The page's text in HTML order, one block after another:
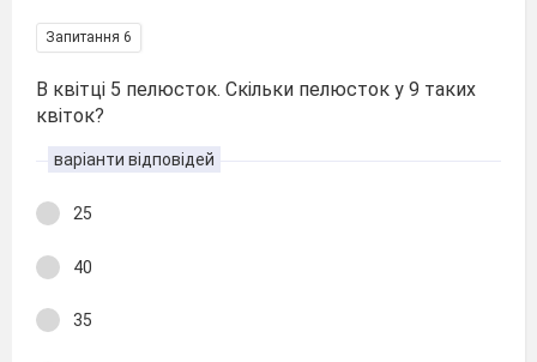
Запитання 6
В квітці 5 пелюсток. Скільки пелюсток у 9 таких
квіток?
варіанти відповідей
25
40
35